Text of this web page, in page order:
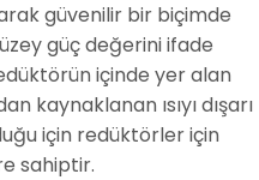
güvenilir bir biçimde
güç değerini ifade
içinde yer alan
kaynaklanan ısıyı dışarı
için redüktörler için
sahiptir.